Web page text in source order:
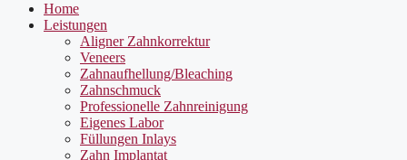
Home
Leistungen
Aligner Zahnkorrektur
Veneers
Zahnaufhellung/Bleaching
Zahnschmuck
Professionelle Zahnreinigung
Eigenes Labor
Füllungen Inlays
Zahn Implantat